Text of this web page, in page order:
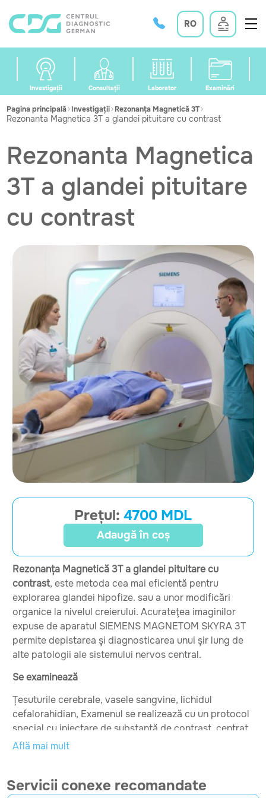
RO
Investigații Consultații Laborator Examinări
Pagina principală Investigații Rezonanța Magnetică 3T
Rezonanta Magnetica 3T a glandei pituitare cu contrast
Rezonanta Magnetica
3T a glandei pituitare
cu contrast
Prețul: 4700 MDL
Adaugă în coș
Rezonanța Magnetică 3T a glandei pituitare cu
contrast, este metoda cea mai eficientă pentru
explorarea glandei hipofize. sau a unor modificări
organice la nivelul creierului. Acurateţea imaginilor
expuse de aparatul SIEMENS MAGNETOM SKYRA 3T
permite depistarea şi diagnosticarea unui şir lung de
alte patologii ale sistemului nervos central.
Se examinează
Țesuturile cerebrale, vasele sangvine, lichidul
cefalorahidian, Examenul se realizează cu un protocol
special cu injectare de substanță de contrast, centrat
pe hipofiză, pentru detecția și caracterizarea structurii
timpul examinării prin Rezonanță Magnetică permite o
Află mai mult
Servicii conexe recomandate